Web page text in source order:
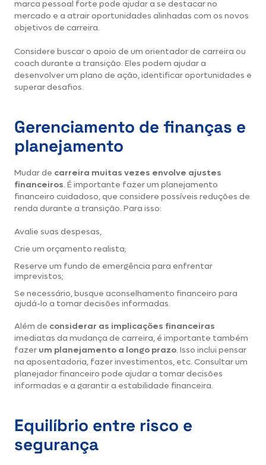
marca pessoal forte pode ajudar a se destacar no
mercado e a atrair oportunidades alinhadas com os novos
objetivos de carreira.
Considere buscar o apoio de um orientador de carreira ou
coach durante a transição. Eles podem ajudar a
desenvolver um plano de ação, identificar oportunidades e
superar desafios.
Gerenciamento de finanças e
planejamento
Mudar de carreira muitas vezes envolve ajustes
financeiros. É importante fazer um planejamento
financeiro cuidadoso, que considere possíveis reduções de
renda durante a transição. Para isso:
Avalie suas despesas,
Crie um orçamento realista;
Reserve um fundo de emergência para enfrentar
imprevistos;
Se necessário, busque aconselhamento financeiro para
ajudá-lo a tomar decisões informadas.
Além de considerar as implicações financeiras
imediatas da mudança de carreira, é importante também
fazer um planejamento a longo prazo. Isso inclui pensar
na aposentadoria, fazer investimentos, etc. Consultar um
planejador financeiro pode ajudar a tomar decisões
informadas e a garantir a estabilidade financeira.
Equilíbrio entre risco e
segurança